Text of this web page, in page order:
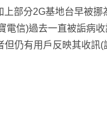
部分2G基地台早被挪
電信)過去一直被詬病
仍有用戶反映其收訊(